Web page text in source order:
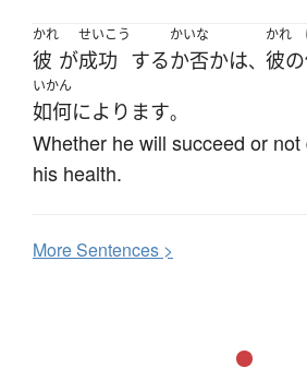
かれ
彼 が
せいこう
成功 する
かいな
か否かは、
かれ
彼の
いかん
如何によります。
Whether he will succeed or
his health.
MoreSentences >